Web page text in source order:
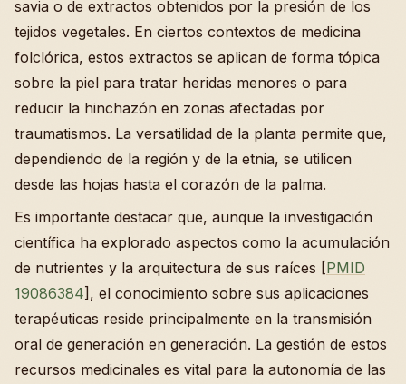
savia o de extractos obtenidos por la presión de los
tejidos vegetales. En ciertos contextos de medicina
folclórica, estos extractos se aplican de forma tópica
sobre la piel para tratar heridas menores o para
reducir la hinchazón en zonas afectadas por
traumatismos. La versatilidad de la planta permite que,
dependiendo de la región y de la etnia, se utilicen
desde las hojas hasta el corazón de la palma.
Es importante destacar que, aunque la investigación
científica ha explorado aspectos como la acumulación
de nutrientes y la arquitectura de sus raíces [PMID
19086384], el conocimiento sobre sus aplicaciones
terapéuticas reside principalmente en la transmisión
oral de generación en generación. La gestión de estos
recursos medicinales es vital para la autonomía de las